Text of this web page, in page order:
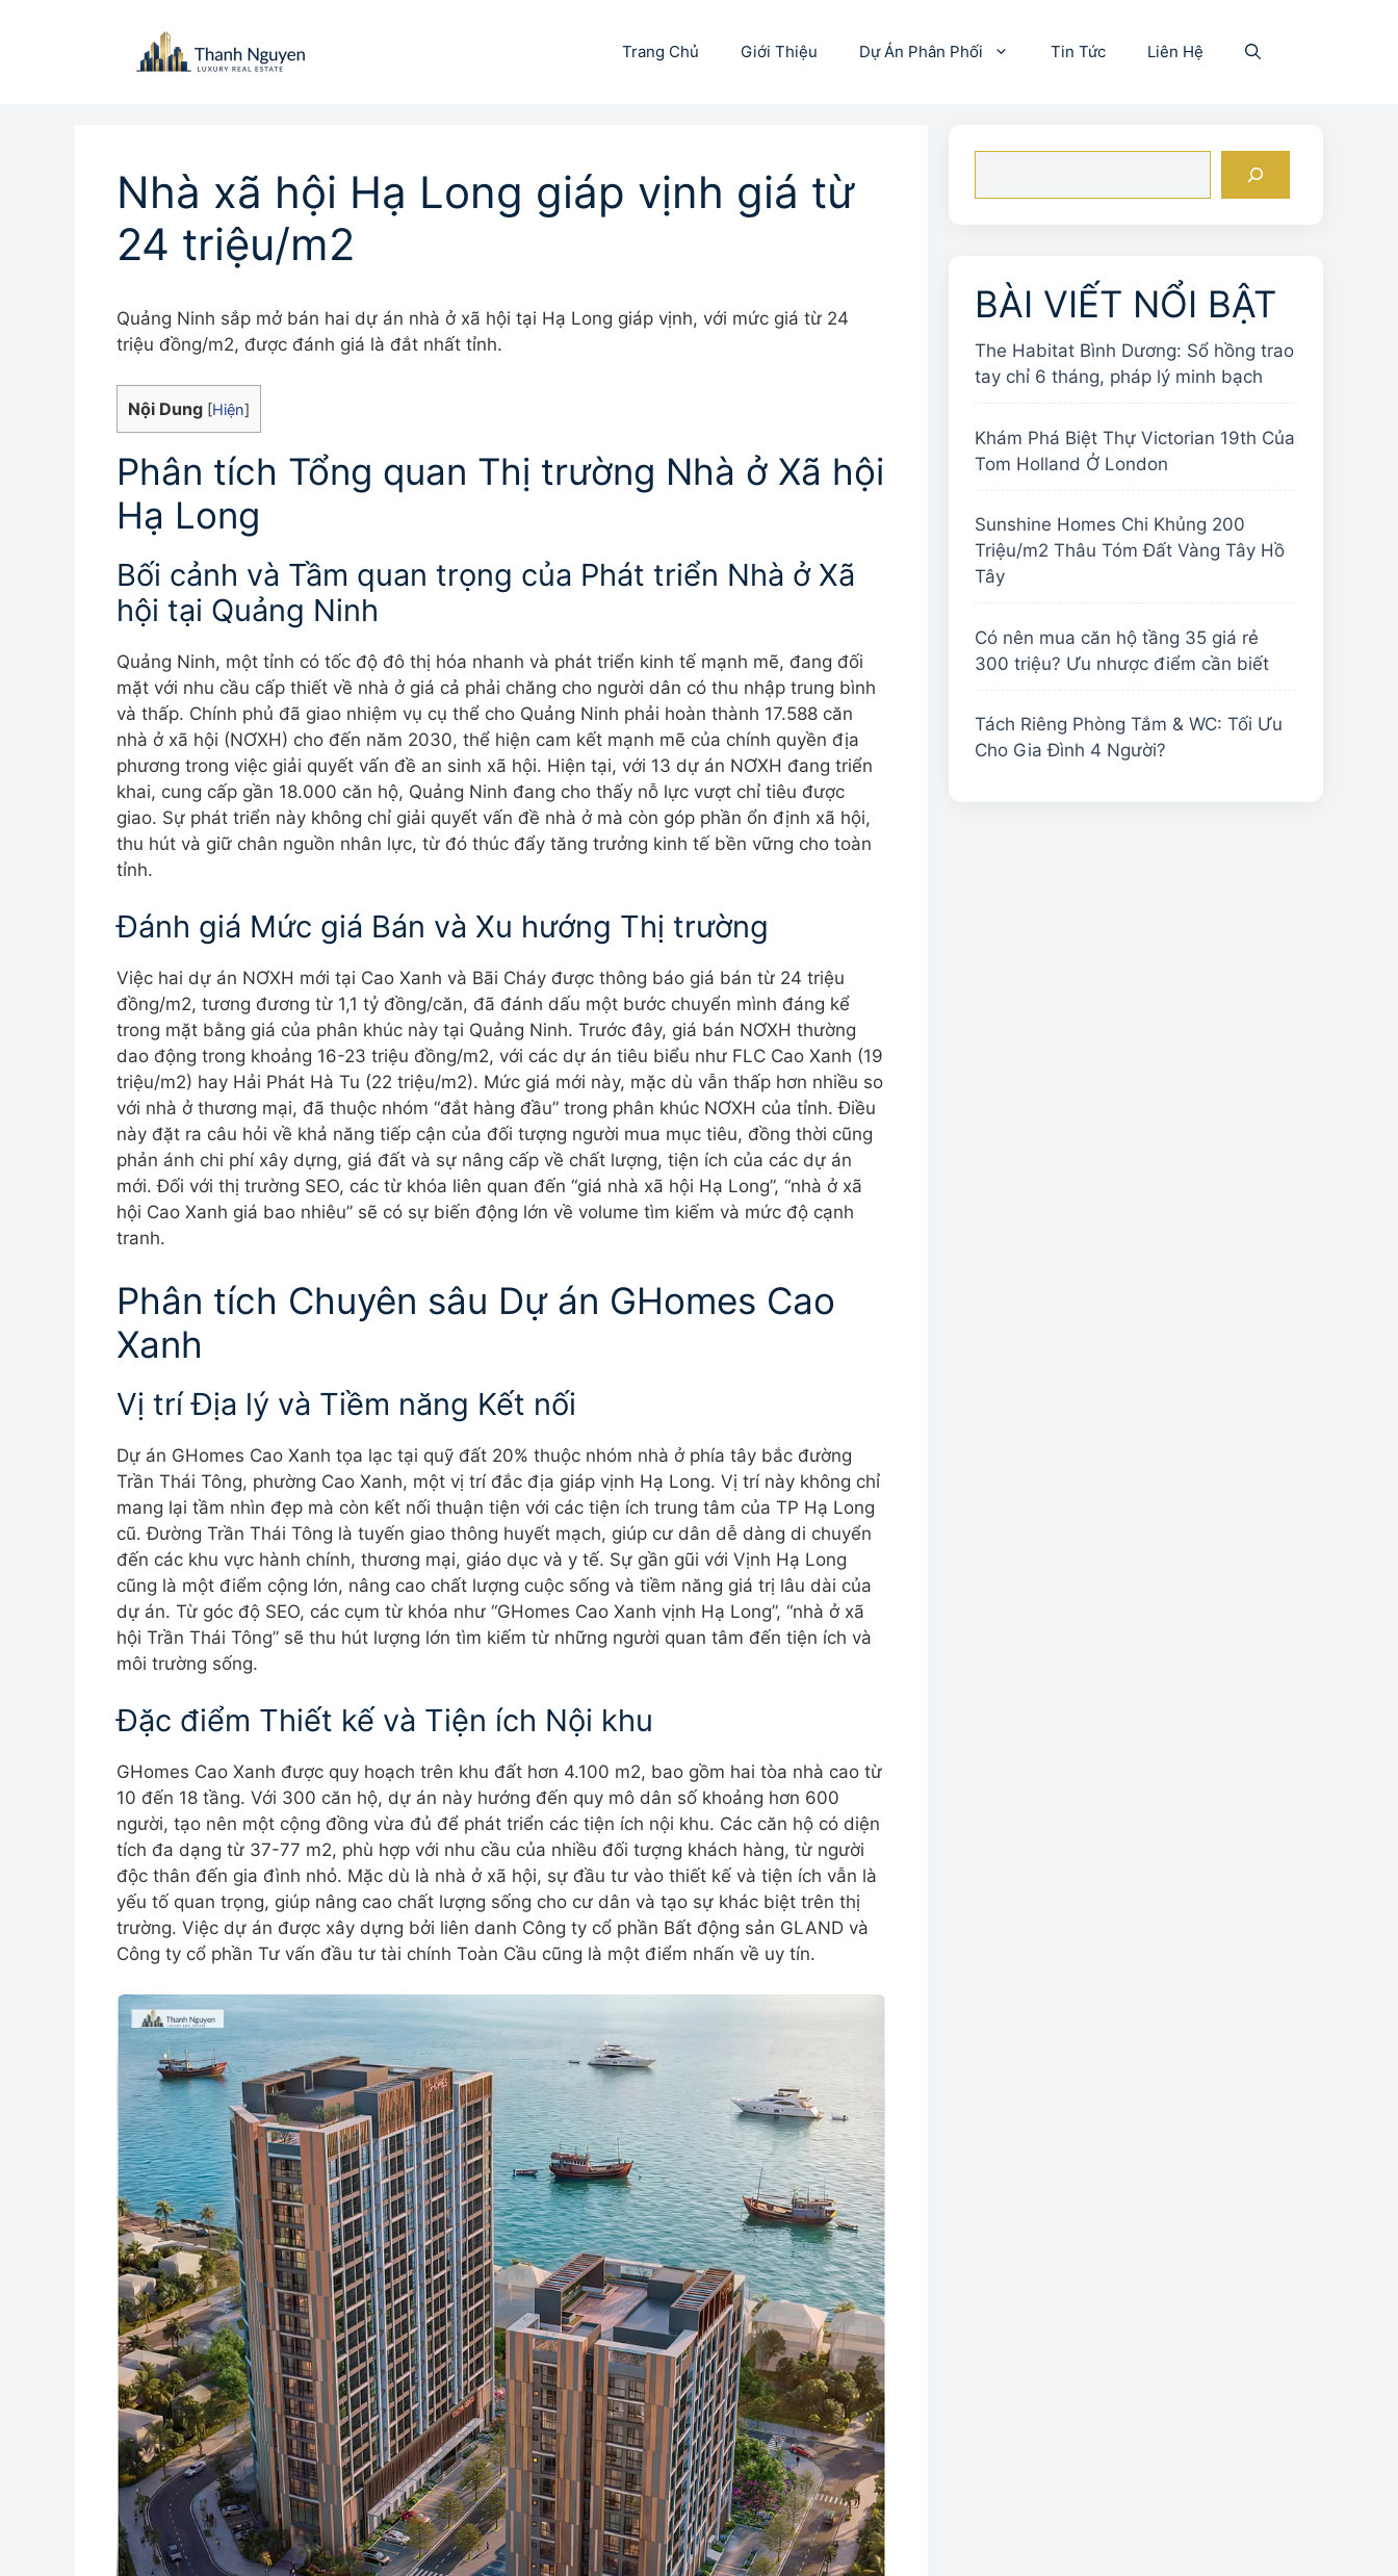
Trang Chủ Giới Thiệu Dự Án Phân Phối Tin Tức Liên Hệ
Nhà xã hội Hạ Long giáp vịnh giá từ
24 triệu/m2
Quảng Ninh sắp mở bán hai dự án nhà ở xã hội tại Hạ Long giáp vịnh, với mức giá từ 24
triệu đồng/m2, được đánh giá là đắt nhất tỉnh.
Nội Dung [Hiện]
Phân tích Tổng quan Thị trường Nhà ở Xã hội
Hạ Long
Bối cảnh và Tầm quan trọng của Phát triển Nhà ở Xã
hội tại Quảng Ninh
Quảng Ninh, một tỉnh có tốc độ đô thị hóa nhanh và phát triển kinh tế mạnh mẽ, đang đối
mặt với nhu cầu cấp thiết về nhà ở giá cả phải chăng cho người dân có thu nhập trung bình
và thấp. Chính phủ đã giao nhiệm vụ cụ thể cho Quảng Ninh phải hoàn thành 17.588 căn
nhà ở xã hội (NƠXH) cho đến năm 2030, thể hiện cam kết mạnh mẽ của chính quyền địa
phương trong việc giải quyết vấn đề an sinh xã hội. Hiện tại, với 13 dự án NƠXH đang triển
khai, cung cấp gần 18.000 căn hộ, Quảng Ninh đang cho thấy nỗ lực vượt chỉ tiêu được
giao. Sự phát triển này không chỉ giải quyết vấn đề nhà ở mà còn góp phần ổn định xã hội,
thu hút và giữ chân nguồn nhân lực, từ đó thúc đẩy tăng trưởng kinh tế bền vững cho toàn
tỉnh.
Đánh giá Mức giá Bán và Xu hướng Thị trường
Việc hai dự án NƠXH mới tại Cao Xanh và Bãi Cháy được thông báo giá bán từ 24 triệu
đồng/m2, tương đương từ 1,1 tỷ đồng/căn, đã đánh dấu một bước chuyển mình đáng kể
trong mặt bằng giá của phân khúc này tại Quảng Ninh. Trước đây, giá bán NƠXH thường
dao động trong khoảng 16-23 triệu đồng/m2, với các dự án tiêu biểu như FLC Cao Xanh (19
triệu/m2) hay Hải Phát Hà Tu (22 triệu/m2). Mức giá mới này, mặc dù vẫn thấp hơn nhiều so
với nhà ở thương mại, đã thuộc nhóm “đắt hàng đầu” trong phân khúc NƠXH của tỉnh. Điều
này đặt ra câu hỏi về khả năng tiếp cận của đối tượng người mua mục tiêu, đồng thời cũng
phản ánh chi phí xây dựng, giá đất và sự nâng cấp về chất lượng, tiện ích của các dự án
mới. Đối với thị trường SEO, các từ khóa liên quan đến “giá nhà xã hội Hạ Long”, “nhà ở xã
hội Cao Xanh giá bao nhiêu” sẽ có sự biến động lớn về volume tìm kiếm và mức độ cạnh
tranh.
Phân tích Chuyên sâu Dự án GHomes Cao
Xanh
Vị trí Địa lý và Tiềm năng Kết nối
Dự án GHomes Cao Xanh tọa lạc tại quỹ đất 20% thuộc nhóm nhà ở phía tây bắc đường
Trần Thái Tông, phường Cao Xanh, một vị trí đắc địa giáp vịnh Hạ Long. Vị trí này không chỉ
mang lại tầm nhìn đẹp mà còn kết nối thuận tiện với các tiện ích trung tâm của TP Hạ Long
cũ. Đường Trần Thái Tông là tuyến giao thông huyết mạch, giúp cư dân dễ dàng di chuyển
đến các khu vực hành chính, thương mại, giáo dục và y tế. Sự gần gũi với Vịnh Hạ Long
cũng là một điểm cộng lớn, nâng cao chất lượng cuộc sống và tiềm năng giá trị lâu dài của
dự án. Từ góc độ SEO, các cụm từ khóa như “GHomes Cao Xanh vịnh Hạ Long”, “nhà ở xã
hội Trần Thái Tông” sẽ thu hút lượng lớn tìm kiếm từ những người quan tâm đến tiện ích và
môi trường sống.
Đặc điểm Thiết kế và Tiện ích Nội khu
GHomes Cao Xanh được quy hoạch trên khu đất hơn 4.100 m2, bao gồm hai tòa nhà cao từ
10 đến 18 tầng. Với 300 căn hộ, dự án này hướng đến quy mô dân số khoảng hơn 600
người, tạo nên một cộng đồng vừa đủ để phát triển các tiện ích nội khu. Các căn hộ có diện
tích đa dạng từ 37-77 m2, phù hợp với nhu cầu của nhiều đối tượng khách hàng, từ người
độc thân đến gia đình nhỏ. Mặc dù là nhà ở xã hội, sự đầu tư vào thiết kế và tiện ích vẫn là
yếu tố quan trọng, giúp nâng cao chất lượng sống cho cư dân và tạo sự khác biệt trên thị
trường. Việc dự án được xây dựng bởi liên danh Công ty cổ phần Bất động sản GLAND và
Công ty cổ phần Tư vấn đầu tư tài chính Toàn Cầu cũng là một điểm nhấn về uy tín.
BÀI VIẾT NỔI BẬT
The Habitat Bình Dương: Sổ hồng trao
tay chỉ 6 tháng, pháp lý minh bạch
Khám Phá Biệt Thự Victorian 19th Của
Tom Holland Ở London
Sunshine Homes Chi Khủng 200
Triệu/m2 Thâu Tóm Đất Vàng Tây Hồ
Tây
Có nên mua căn hộ tầng 35 giá rẻ
300 triệu? Ưu nhược điểm cần biết
Tách Riêng Phòng Tắm & WC: Tối Ưu
Cho Gia Đình 4 Người?